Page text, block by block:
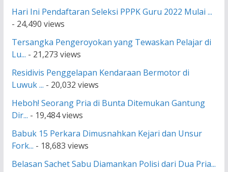
Hari Ini Pendaftaran Seleksi PPPK Guru 2022 Mulai ...
- 24,490 views
Tersangka Pengeroyokan yang Tewaskan Pelajar di
Lu... - 21,273 views
Residivis Penggelapan Kendaraan Bermotor di
Luwuk ... - 20,032 views
Heboh! Seorang Pria di Bunta Ditemukan Gantung
Dir... - 19,484 views
Babuk 15 Perkara Dimusnahkan Kejari dan Unsur
Fork... - 18,683 views
Belasan Sachet Sabu Diamankan Polisi dari Dua Pria...